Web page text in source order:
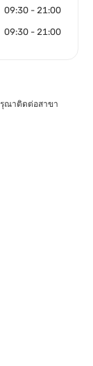
09:30 - 21:00
09:30 - 21:00
ณาติดต่อสาขา